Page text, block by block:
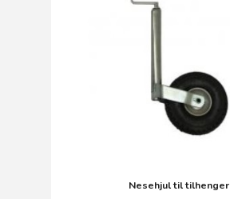
Nesehjul til tilhenger